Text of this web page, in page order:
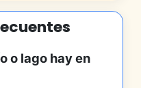
o lago hay en